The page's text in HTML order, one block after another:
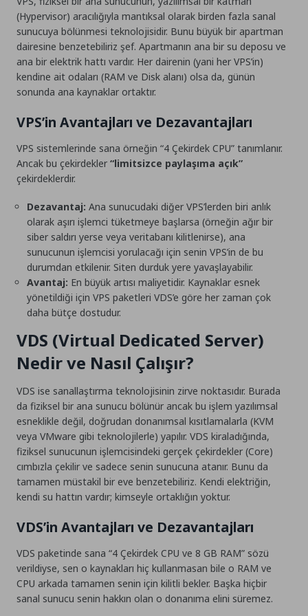
(Hypervisor) aracılığıyla mantıksal olarak birden fazla sanal
sunucuya bölünmesi teknolojisidir. Bunu büyük bir apartman
dairesine benzetebiliriz şef. Apartmanın ana bir su deposu ve
ana bir elektrik hattı vardır. Her dairenin (yani her VPS’in)
kendine ait odaları (RAM ve Disk alanı) olsa da, günün
sonunda ana kaynaklar ortaktır.
VPS’in Avantajları ve Dezavantajları
VPS sistemlerinde sana örneğin “4 Çekirdek CPU” tanımlanır.
Ancak bu çekirdekler“limitsizce paylaşıma açık”
çekirdeklerdir.
Dezavantaj: Ana sunucudaki diğer VPS’lerden biri anlık
olarak aşırı işlemci tüketmeye başlarsa (örneğin ağır bir
siber saldırı yerse veya veritabanı kilitlenirse), ana
sunucunun işlemcisi yorulacağı için senin VPS’in de bu
durumdan etkilenir. Siten durduk yere yavaşlayabilir.
Avantaj: En büyük artısı maliyetidir. Kaynaklar esnek
yönetildiği için VPS paketleri VDS’e göre her zaman çok
daha bütçe dostudur.
VDS (Virtual Dedicated Server)
Nedir ve Nasıl Çalışır?
VDS ise sanallaştırma teknolojisinin zirve noktasıdır. Burada
da fiziksel bir ana sunucu bölünür ancak bu işlem yazılımsal
esneklikle değil, doğrudan donanımsal kısıtlamalarla (KVM
veya VMware gibi teknolojilerle) yapılır. VDS kiraladığında,
fiziksel sunucunun işlemcisindeki gerçek çekirdekler (Core)
cımbızla çekilir ve sadece senin sunucuna atanır. Bunu da
tamamen müstakil bir eve benzetebiliriz. Kendi elektriğin,
kendi su hattın vardır; kimseyle ortaklığın yoktur.
VDS’in Avantajları ve Dezavantajları
VDS paketinde sana “4 Çekirdek CPU ve 8 GB RAM” sözü
verildiyse, sen o kaynakları hiç kullanmasan bile o RAM ve
CPU arkada tamamen senin için kilitli bekler. Başka hiçbir
sanal sunucu senin hakkın olan o donanıma elini süremez.